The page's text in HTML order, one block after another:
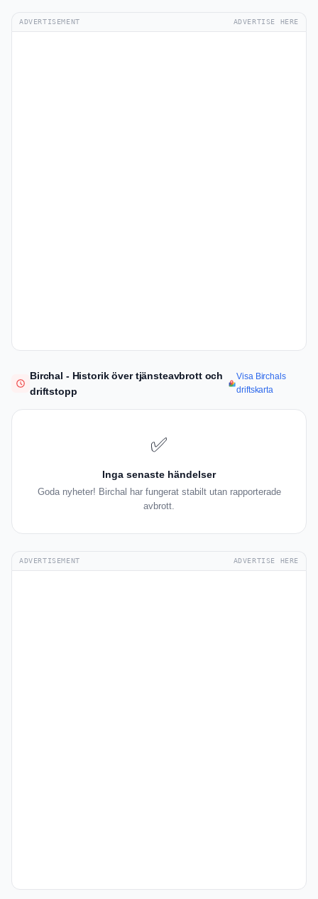
ADVERTISEMENT ADVERTISE HERE
Birchal - Historik över tjänsteavbrott och
driftstopp
Visa Birchals
driftskarta
✅
Inga senaste händelser
Goda nyheter! Birchal har fungerat stabilt utan rapporterade
avbrott.
ADVERTISEMENT ADVERTISE HERE